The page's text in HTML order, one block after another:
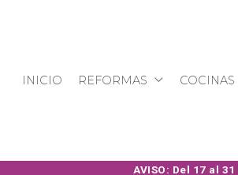
INICIO REFORMAS COCINAS